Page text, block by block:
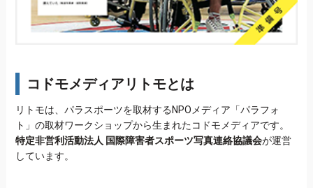
コドモメディアリトモとは
リトモは、パラスポーツを取材するNPOメディア「パラフォ
ト」の取材ワークショップから生まれたコドモメディアです。
特定非営利活動法人 国際障害者スポーツ写真連絡協議会が運営
しています。